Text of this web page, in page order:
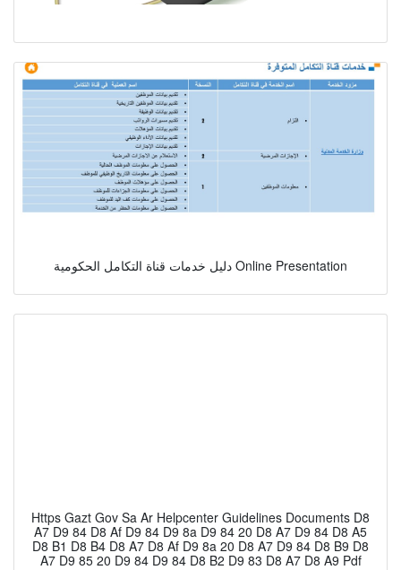
دليل خدمات قناة التكامل الحكومية Online Presentation
Https Gazt Gov Sa Ar Helpcenter Guidelines Documents D8
A7 D9 84 D8 Af D9 84 D9 8a D9 84 20 D8 A7 D9 84 D8 A5
D8 B1 D8 B4 D8 A7 D8 Af D9 8a 20 D8 A7 D9 84 D8 B9 D8
A7 D9 85 20 D9 84 D9 84 D8 B2 D9 83 D8 A7 D8 A9 Pdf